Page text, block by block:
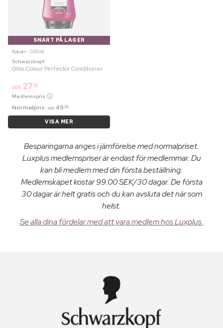
SNART PÅ LAGER
Balsam ⋅ 200 ml
Schwarzkopf
Gliss Colour Perfector Conditioner
SEK 27 95
Medlemspris
Normalpris: SEK 49 95
VISA MER
Besparingarna anges i jämförelse med normalpriset.
Luxplus medlemspriser är endast för medlemmar. Du
kan bli medlem med din första beställning.
Medlemskapet kostar 99.00 SEK/30 dagar. De första
30 dagar är helt gratis och du kan avsluta det när som
helst.
Se alla dina fördelar med att vara medlem hos Luxplus.